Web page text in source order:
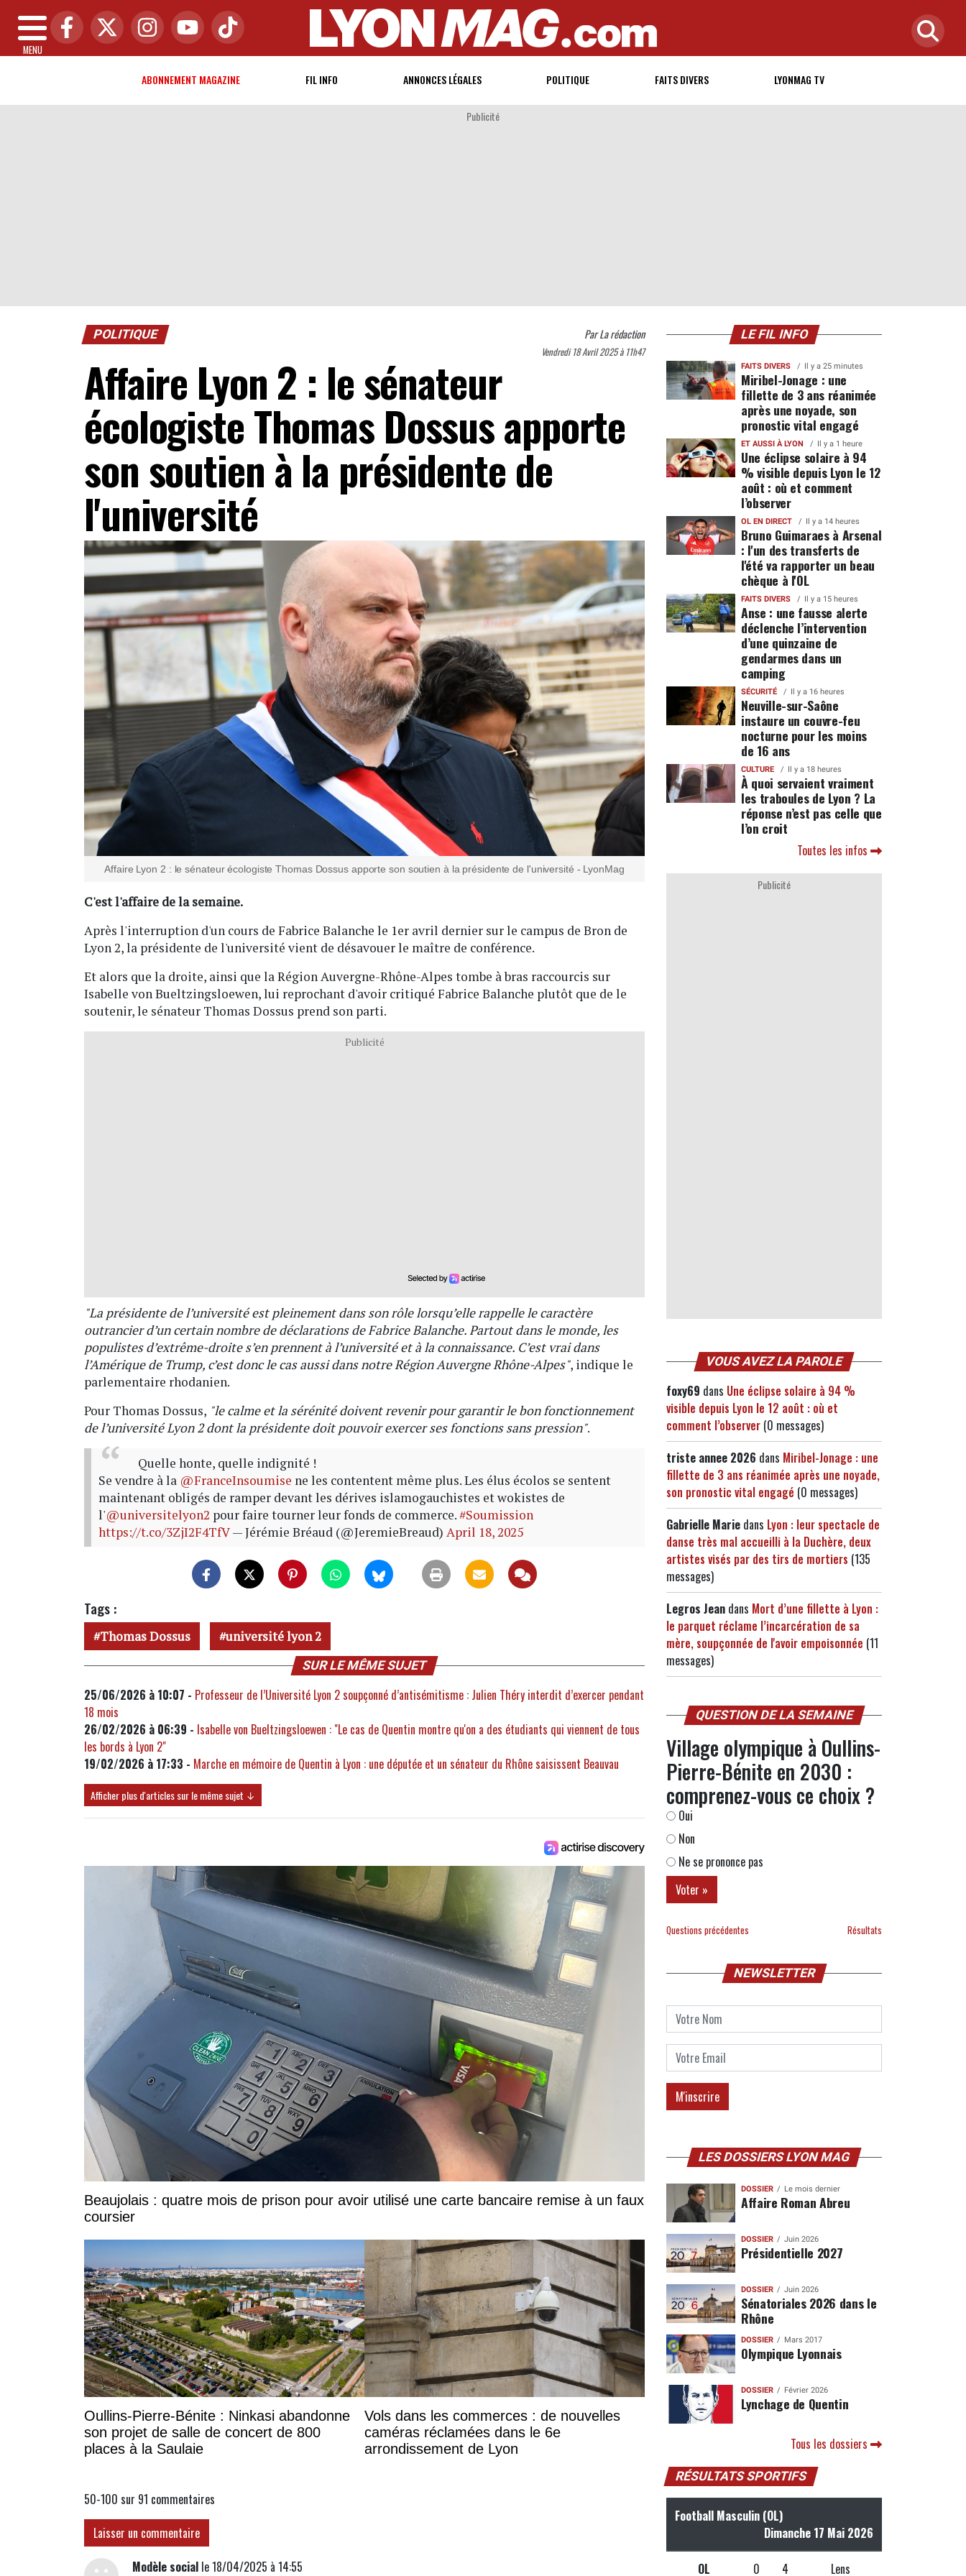
MENU
ABONNEMENT MAGAZINE FIL INFO ANNONCES LÉGALES POLITIQUE FAITS DIVERS LYONMAG TV
Publicité
POLITIQUE ParLa rédaction
Vendredi 18 Avril 2025 à 11h47
Affaire Lyon 2 : le sénateur
écologiste Thomas Dossus apporte
son soutien à la présidente de
l'université
Affaire Lyon 2 : le sénateur écologiste Thomas Dossus apporte son soutien à la présidente de l'université - LyonMag
C'est l'affaire de la semaine.
Après l'interruption d'un cours de Fabrice Balanche le 1er avril dernier sur le campus de Bron de
Lyon 2, la présidente de l'université vient de désavouer le maître de conférence.
Et alors que la droite, ainsi que la Région Auvergne-Rhône-Alpes tombe à bras raccourcis sur
Isabelle von Bueltzingsloewen, lui reprochant d'avoir critiqué Fabrice Balanche plutôt que de le
soutenir, le sénateur Thomas Dossus prend son parti.
Publicité
"La présidente de l’université est pleinement dans son rôle lorsqu’elle rappelle le caractère
outrancier d’un certain nombre de déclarations de Fabrice Balanche. Partout dans le monde, les
populistes d’extrême-droite s’en prennent à l’université et à la connaissance. C’est vrai dans
l’Amérique de Trump, c’est donc le cas aussi dans notre Région Auvergne Rhône-Alpes", indique le
parlementaire rhodanien.
Pour Thomas Dossus, "le calme et la sérénité doivent revenir pour garantir le bon fonctionnement
de l’université Lyon 2 dont la présidente doit pouvoir exercer ses fonctions sans pression".
Quelle honte, quelle indignité !
Se vendre à la @FranceInsoumise ne les contentent même plus. Les élus écolos se sentent
maintenant obligés de ramper devant les dérives islamogauchistes et wokistes de
l'@universitelyon2 pour faire tourner leur fonds de commerce.#Soumission
https://t.co/3ZjI2F4TfV— Jérémie Bréaud (@JeremieBreaud) April 18, 2025
Tags :
Thomas Dossus université lyon 2
SUR LE MÊME SUJET
25/06/2026 à 10:07 - Professeur de l’Université Lyon 2 soupçonné d’antisémitisme : Julien Théry interdit d’exercer pendant
18 mois
26/02/2026 à 06:39 - Isabelle von Bueltzingsloewen : "Le cas de Quentin montre qu'on a des étudiants qui viennent de tous
les bords à Lyon 2"
19/02/2026 à 17:33 - Marche en mémoire de Quentin à Lyon : une députée et un sénateur du Rhône saisissent Beauvau
Afficher plus d'articles sur le même sujet ↓
Beaujolais : quatre mois de prison pour avoir utilisé une carte bancaire remise à un faux
coursier
Oullins-Pierre-Bénite : Ninkasi abandonne
son projet de salle de concert de 800
places à la Saulaie
Vols dans les commerces : de nouvelles
caméras réclamées dans le 6e
arrondissement de Lyon
50-100 sur 91 commentaires
Laisser un commentaire
Modèle social le 18/04/2025 à 14:55
LE FIL INFO
FAITS DIVERS Il y a 25 minutes
Miribel-Jonage : une
fillette de 3 ans réanimée
après une noyade, son
pronostic vital engagé
ET AUSSI À LYON Il y a 1 heure
Une éclipse solaire à 94
% visible depuis Lyon le 12
août : où et comment
l’observer
OL EN DIRECT Il y a 14 heures
Bruno Guimaraes à Arsenal
: l'un des transferts de
l'été va rapporter un beau
chèque à l'OL
FAITS DIVERS Il y a 15 heures
Anse : une fausse alerte
déclenche l’intervention
d’une quinzaine de
gendarmes dans un
camping
SÉCURITÉ Il y a 16 heures
Neuville-sur-Saône
instaure un couvre-feu
nocturne pour les moins
de 16 ans
CULTURE Il y a 18 heures
À quoi servaient vraiment
les traboules de Lyon ? La
réponse n’est pas celle que
l’on croit
Toutes les infos
Publicité
VOUS AVEZ LA PAROLE
foxy69 dans Une éclipse solaire à 94 %
visible depuis Lyon le 12 août : où et
comment l’observer (0 messages)
triste annee 2026 dans Miribel-Jonage : une
fillette de 3 ans réanimée après une noyade,
son pronostic vital engagé (0 messages)
Gabrielle Marie dans Lyon : leur spectacle de
danse très mal accueilli à la Duchère, deux
artistes visés par des tirs de mortiers (135
messages)
Legros Jean dans Mort d’une fillette à Lyon :
le parquet réclame l’incarcération de sa
mère, soupçonnée de l'avoir empoisonnée (11
messages)
QUESTION DE LA SEMAINE
Village olympique à Oullins-
Pierre-Bénite en 2030 :
comprenez-vous ce choix ?
Oui
Non
Ne se prononce pas
Questions précédentes Résultats
NEWSLETTER
LES DOSSIERS LYON MAG
DOSSIER Le mois dernier
Affaire Roman Abreu
DOSSIER Juin 2026
Présidentielle 2027
DOSSIER Juin 2026
Sénatoriales 2026 dans le
Rhône
DOSSIER Mars 2017
Olympique Lyonnais
DOSSIER Février 2026
Lynchage de Quentin
Tous les dossiers
RÉSULTATS SPORTIFS
Football Masculin (OL)
Dimanche 17 Mai 2026
OL 0 4 Lens